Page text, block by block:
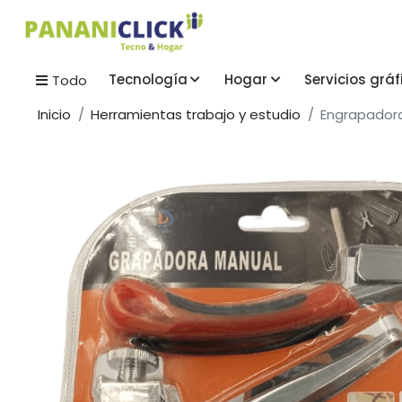
Todo Tecnología Hogar
Servicios
Inicio
Herramientas trabajo y estudio